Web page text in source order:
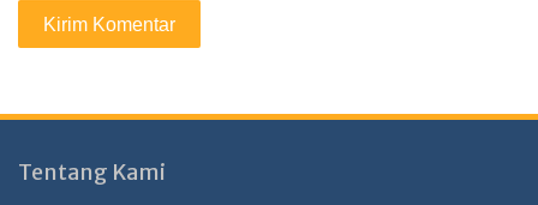
Tentang Kami